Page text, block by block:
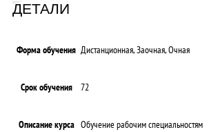
ДЕТАЛИ
Форма обучения Дистанционная, Заочная, Очная
Срок обучения 72
Описание курса Обучение рабочим специальностям